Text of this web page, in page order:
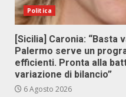
Politica
[Sicilia] Caronia: “Basta
Palermo serve un
efficienti. Pronta alla
variazione di bilancio”
6 Agosto 2026